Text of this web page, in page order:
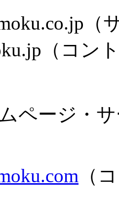
（
（コン
ページ・
（